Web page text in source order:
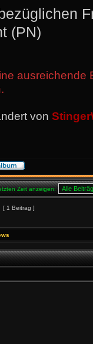
(PN)
ausreichende
von
Zeit anzeigen:
[ 1 Beitrag ]